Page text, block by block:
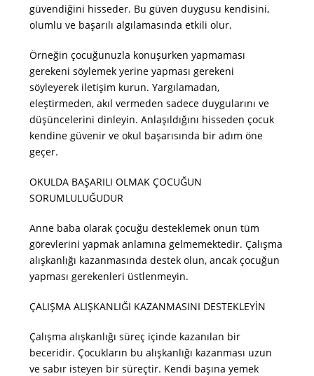
güvendiğini hisseder. Bu güven duygusu kendisini,
olumlu ve başarılı algılamasında etkili olur.
Örneğin çocuğunuzla konuşurken yapmaması
gerekeni söylemek yerine yapması gerekeni
söyleyerek iletişim kurun. Yargılamadan,
eleştirmeden, akıl vermeden sadece duygularını ve
düşüncelerini dinleyin. Anlaşıldığını hisseden çocuk
kendine güvenir ve okul başarısında bir adım öne
geçer.
OKULDA BAŞARILI OLMAK ÇOCUĞUN
SORUMLULUĞUDUR
Anne baba olarak çocuğu desteklemek onun tüm
görevlerini yapmak anlamına gelmemektedir. Çalışma
alışkanlığı kazanmasında destek olun, ancak çocuğun
yapması gerekenleri üstlenmeyin.
ÇALIŞMA ALIŞKANLIĞI KAZANMASINI DESTEKLEYİN
Çalışma alışkanlığı süreç içinde kazanılan bir
beceridir. Çocukların bu alışkanlığı kazanması uzun
ve sabır isteyen bir süreçtir. Kendi başına yemek